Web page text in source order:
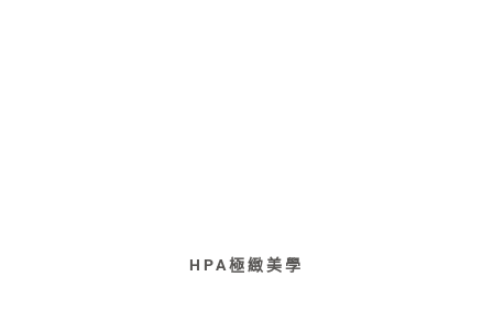
HPA極緻美學